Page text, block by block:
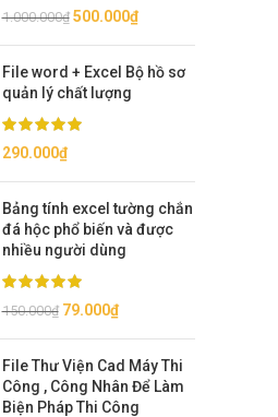
1.000.000₫ Giá
là:
1.000.000₫.
500.000₫Giá
tại
File word + Excel Bộ hồ sơ
quản lý chất lượng
290.000₫
Bảng tính excel tường chắn
đá hộc phổ biến và được
nhiều người dùng
150.000₫ Giá
là:
150.000₫.
79.000₫Giá
tại
là:
79.000₫.
File Thư Viện Cad Máy Thi
Công , Công Nhân Để Làm
Biện Pháp Thi Công